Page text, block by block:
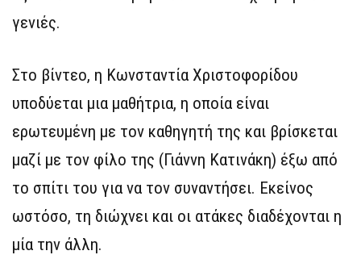
γενιές.
Στο βίντεο, η Κωνσταντία Χριστοφορίδου
υποδύεται μια μαθήτρια, η οποία είναι
ερωτευμένη με τον καθηγητή της και βρίσκεται
μαζί με τον φίλο της (Γιάννη Κατινάκη) έξω από
το σπίτι του για να τον συναντήσει. Εκείνος
ωστόσο, τη διώχνει και οι ατάκες διαδέχονται η
μία την άλλη.